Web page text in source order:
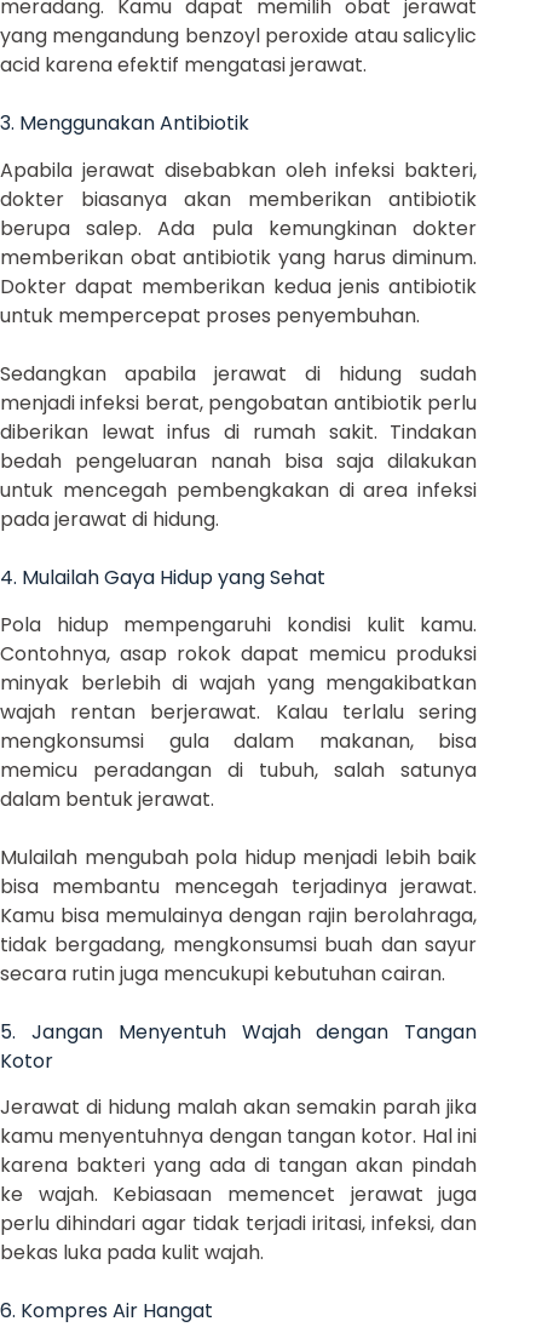
meradang. Kamu dapat memilih obat jerawat
yang mengandung benzoyl peroxide atau salicylic
acid karena efektif mengatasi jerawat.
3. Menggunakan Antibiotik
Apabila jerawat disebabkan oleh infeksi bakteri,
dokter biasanya akan memberikan antibiotik
berupa salep. Ada pula kemungkinan dokter
memberikan obat antibiotik yang harus diminum.
Dokter dapat memberikan kedua jenis antibiotik
untuk mempercepat proses penyembuhan.
Sedangkan apabila jerawat di hidung sudah
menjadi infeksi berat, pengobatan antibiotik perlu
diberikan lewat infus di rumah sakit. Tindakan
bedah pengeluaran nanah bisa saja dilakukan
untuk mencegah pembengkakan di area infeksi
pada jerawat di hidung.
4. Mulailah Gaya Hidup yang Sehat
Pola hidup mempengaruhi kondisi kulit kamu.
Contohnya, asap rokok dapat memicu produksi
minyak berlebih di wajah yang mengakibatkan
wajah rentan berjerawat. Kalau terlalu sering
mengkonsumsi gula dalam makanan, bisa
memicu peradangan di tubuh, salah satunya
dalam bentuk jerawat.
Mulailah mengubah pola hidup menjadi lebih baik
bisa membantu mencegah terjadinya jerawat.
Kamu bisa memulainya dengan rajin berolahraga,
tidak bergadang, mengkonsumsi buah dan sayur
secara rutin juga mencukupi kebutuhan cairan.
5. Jangan Menyentuh Wajah dengan Tangan
Kotor
Jerawat di hidung malah akan semakin parah jika
kamu menyentuhnya dengan tangan kotor. Hal ini
karena bakteri yang ada di tangan akan pindah
ke wajah. Kebiasaan memencet jerawat juga
perlu dihindari agar tidak terjadi iritasi, infeksi, dan
bekas luka pada kulit wajah.
6. Kompres Air Hangat